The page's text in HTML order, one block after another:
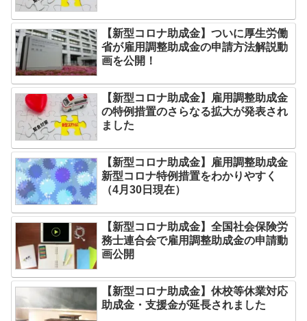
【新型コロナ助成金】ついに厚生労働
省が雇用調整助成金の申請方法解説動
画を公開！
【新型コロナ助成金】雇用調整助成金
の特例措置のさらなる拡大が発表され
ました
【新型コロナ助成金】雇用調整助成金
新型コロナ特例措置をわかりやすく
（4月30日現在）
【新型コロナ助成金】全国社会保険労
務士連合会で雇用調整助成金の申請動
画公開
【新型コロナ助成金】休校等休業対応
助成金・支援金が延長されました